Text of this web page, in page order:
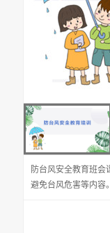
防台风安全教育班
避免台风危害等内容。